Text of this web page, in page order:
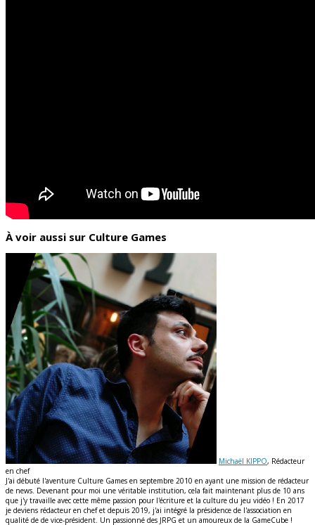
À voir aussi sur Culture Games
Michaël KIPPO, Rédacteur
en chef
J'ai débuté l'aventure Culture Games en septembre 2010 en ayant une mission de rédacteur
de news. Devenant pour moi une véritable institution, cela fait maintenant plus de 10 ans
que j'y travaille avec cette même passion pour l'écriture et la culture du jeu vidéo ! En 2017
je deviens rédacteur en chef et depuis 2019, j'ai intégré la présidence de l'association en
qualité de de vice-président. Un passionné des JRPG et un amoureux de la GameCube !